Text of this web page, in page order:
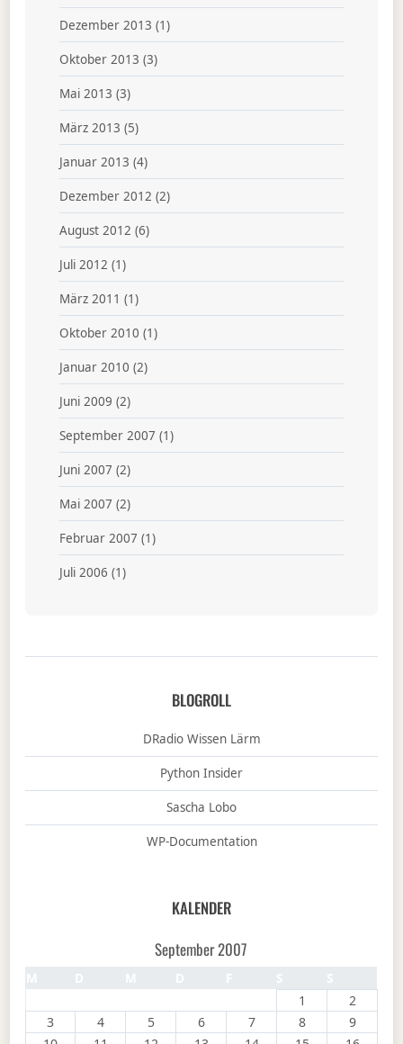
Dezember 2013 (1)
Oktober 2013 (3)
Mai 2013 (3)
März 2013 (5)
Januar 2013 (4)
Dezember 2012 (2)
August 2012 (6)
Juli 2012 (1)
März 2011 (1)
Oktober 2010 (1)
Januar 2010 (2)
Juni 2009 (2)
September 2007 (1)
Juni 2007 (2)
Mai 2007 (2)
Februar 2007 (1)
Juli 2006 (1)
BLOGROLL
DRadio Wissen Lärm
Python Insider
Sascha Lobo
WP-Documentation
KALENDER
September 2007
1
2
3
4 5 6 7 8
9